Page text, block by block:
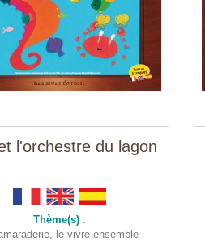
l'orchestre du lagon
Thème(s) :
le vivre-ensemble